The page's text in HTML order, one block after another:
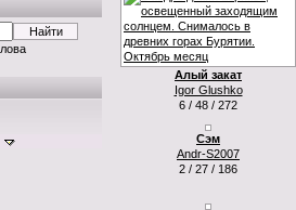
Алый закат
Igor Glushko
6 / 48 / 272
Сэм
Andr-S2007
2 / 27 / 186